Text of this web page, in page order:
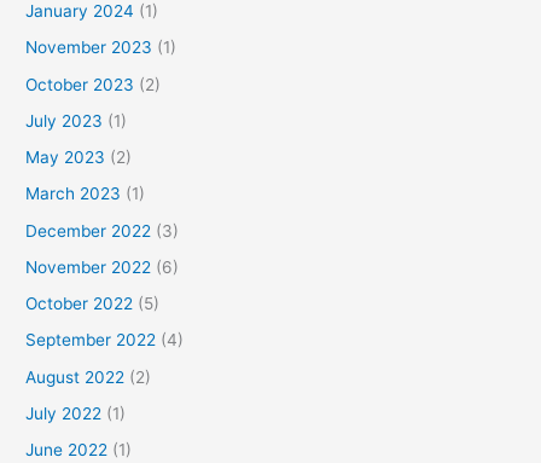
January 2024 (1)
November 2023 (1)
October 2023 (2)
July 2023 (1)
May 2023 (2)
March 2023 (1)
December 2022 (3)
November 2022 (6)
October 2022 (5)
September 2022 (4)
August 2022 (2)
July 2022 (1)
June 2022 (1)